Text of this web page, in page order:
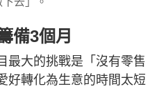
備3個月
最大的挑戰是「沒有零售
好轉化為生意的時間太短